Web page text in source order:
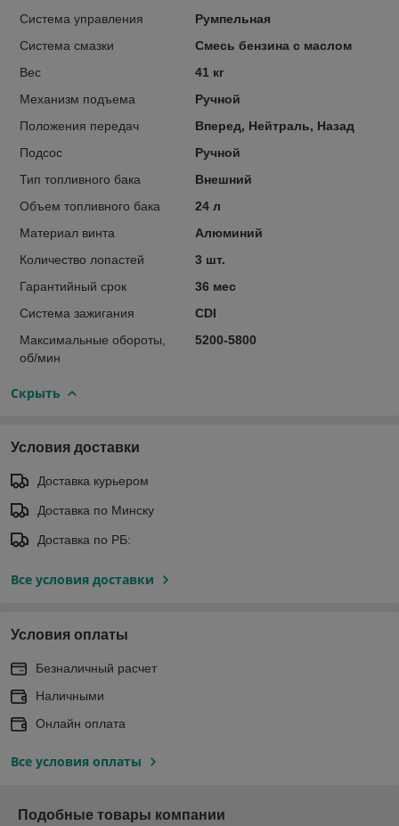
Система управления
Румпельная
Система смазки
Смесь бензина с маслом
Вес
41 кг
Механизм подъема
Ручной
Положения передач
Вперед, Нейтраль, Назад
Подсос
Ручной
Тип топливного бака
Внешний
Объем топливного бака
24 л
Материал винта
Алюминий
Количество лопастей
3 шт.
Гарантийный срок
36 мес
Система зажигания
CDI
Максимальные обороты,
об/мин
5200-5800
Скрыть
Условия доставки
Доставка курьером
Доставка по Минску
Доставка по РБ:
Все условия доставки
Условия оплаты
Безналичный расчет
Наличными
Онлайн оплата
Все условия оплаты
Подобные товары компании